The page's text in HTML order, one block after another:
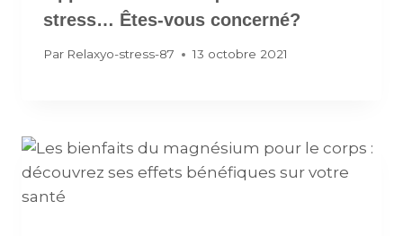
stress… Êtes-vous concerné?
Par Relaxyo-stress-87 13 octobre 2021